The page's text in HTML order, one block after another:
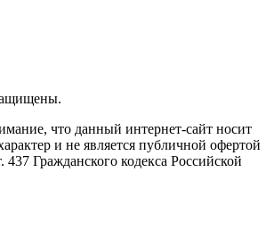
что данный интернет-сайт носит
и не является публичной офертой
Гражданского кодекса Российской